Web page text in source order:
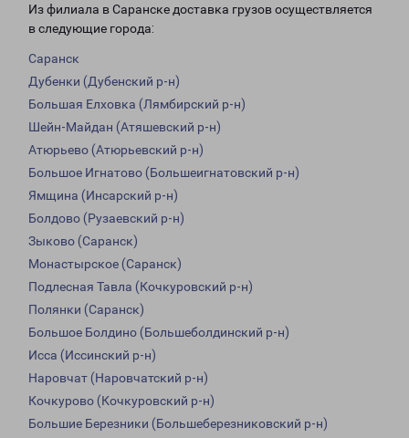
Из филиала в Саранске доставка грузов осуществляется
в следующие города:
Саранск
Дубенки (Дубенский р-н)
Большая Елховка (Лямбирский р-н)
Шейн-Майдан (Атяшевский р-н)
Атюрьево (Атюрьевский р-н)
Большое Игнатово (Большеигнатовский р-н)
Ямщина (Инсарский р-н)
Болдово (Рузаевский р-н)
Зыково (Саранск)
Монастырское (Саранск)
Подлесная Тавла (Кочкуровский р-н)
Полянки (Саранск)
Большое Болдино (Большеболдинский р-н)
Исса (Иссинский р-н)
Наровчат (Наровчатский р-н)
Кочкурово (Кочкуровский р-н)
Большие Березники (Большеберезниковский р-н)